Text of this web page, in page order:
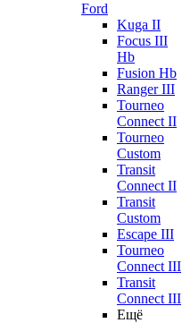
Ford
Kuga II
Focus III
Hb
Fusion Hb
Ranger III
Tourneo
Connect II
Tourneo
Custom
Transit
Connect II
Transit
Custom
Escape III
Tourneo
Connect III
Transit
Connect III
Ещё